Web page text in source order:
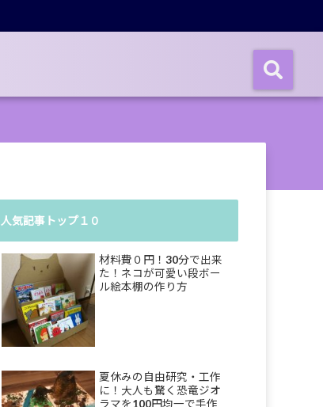
人気記事トップ１０
材料費０円！30分で出来
た！ネコが可愛い段ボー
ル絵本棚の作り方
夏休みの自由研究・工作
に！大人も驚く恐竜ジオ
ラマを100円均一で手作